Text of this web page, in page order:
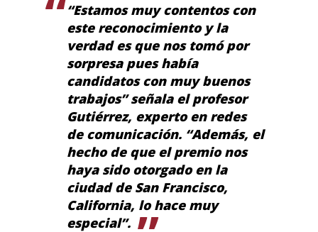
“Estamos muy contentos con
este reconocimiento y la
verdad es que nos tomó por
sorpresa pues había
candidatos con muy buenos
trabajos” señala el profesor
Gutiérrez, experto en redes
de comunicación. “Además, el
hecho de que el premio nos
haya sido otorgado en la
ciudad de San Francisco,
California, lo hace muy
especial”.